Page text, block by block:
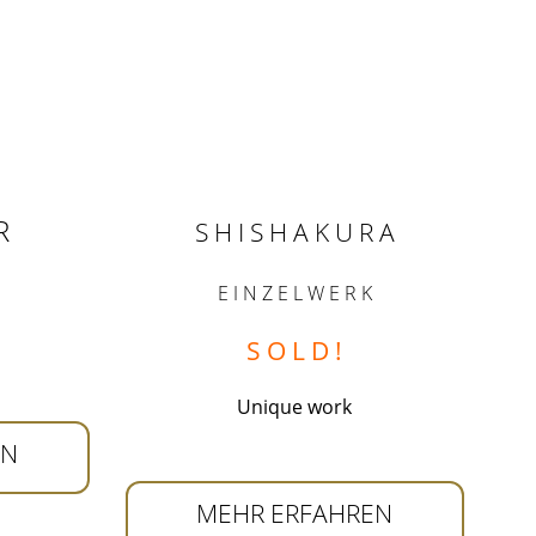
S H I S H A K U R A
E I N Z E L W E R K
S O L D !
Unique work
MEHR ERFAHREN